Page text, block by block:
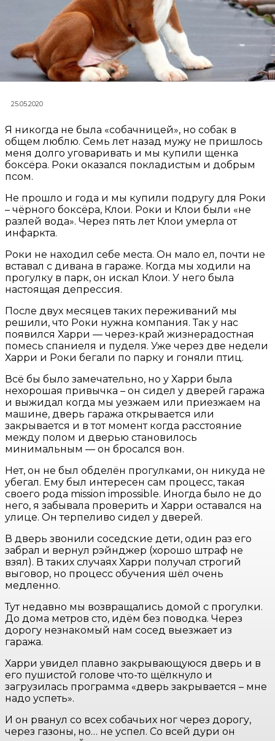
25.05.2020
Я никогда не была «собачницей», но собак в
общем люблю. Семь лет назад мужу не пришлось
меня долго уговаривать и мы купили щенка
боксёра. Роки оказался покладистым и добрым
псом.
Не прошло и года и мы купили подругу для Роки
– чёрного боксёра, Клои. Роки и Клои были «не
разлей вода». Через пять лет Клои умерла от
инфаркта.
Роки не находил себе места. Он мало ел, почти не
вставал с дивана в гараже. Когда мы ходили на
прогулку в парк, он искал Клои. У него была
настоящая депрессия.
После двух месяцев таких переживаний мы
решили, что Роки нужна компания. Так у нас
появился Харри — через-край жизнерадостная
помесь спаниеля и пуделя. Уже через две недели
Харри и Роки бегали по парку и гоняли птиц.
Всё бы было замечательно, но у Харри была
нехорошая привычка – он сидел у дверей гаража
и выжидал когда мы уезжаем или приезжаем на
машине, дверь гаража открывается или
закрывается и в тот момент когда расстояние
между полом и дверью становилось
минимальным — он бросался вон.
Нет, он не был обделён прогулками, он никуда не
убегал. Ему был интересен сам процесс, такая
своего рода mission impossible. Иногда было не до
него, я забывала проверить и Харри оставался на
улице. Он терпеливо сидел у дверей.
В дверь звонили соседские дети, один раз его
забрал и вернул рэйнджер (хорошо штраф не
взял). В таких случаях Харри получал строгий
выговор, но процесс обучения шёл очень
медленно.
Тут недавно мы возвращались домой с прогулки.
До дома метров сто, идём без поводка. Через
дорогу незнакомый нам сосед выезжает из
гаража.
Харри увидел плавно закрывающуюся дверь и в
его пушистой голове что-то щёлкнуло и
загрузилась программа «дверь закрывается – мне
надо успеть».
И он рванул со всех собачьих ног через дорогу,
через газоны, но… не успел. Со всей дури он